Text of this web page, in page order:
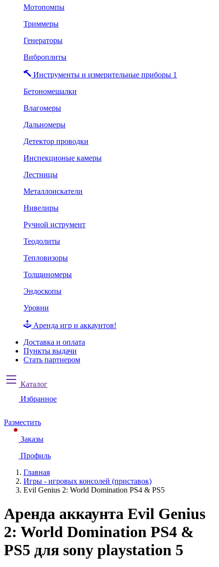
Мотопомпы
Триммеры
Генераторы
Виброплиты
Инструменты и измерительные приборы 1
Бетономешалки
Влагомеры
Дальномеры
Детектор проводки
Инспекционые камеры
Лестницы
Металлоискатели
Нивелиры
Ручной иструмент
Теодолиты
Тепловизоры
Толщиномеры
Эндоскопы
Уровни
Аренда игр и аккаунтов!
Доставка и оплата
Пункты выдачи
Стать партнером
Каталог
Избранное
Разместить
Заказы
Профиль
Главная
Игры - игровых консолей (приставок)
Evil Genius 2: World Domination PS4 & PS5
Аренда аккаунта Evil Genius
2: World Domination PS4 &
PS5 для sony playstation 5